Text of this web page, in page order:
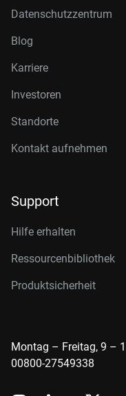
Datenschutzzentrum
Blog
Karriere
Investoren
Standorte
Kontakt aufnehmen
Support
Hilfe erhalten
Ressourcenbibliothek
Produktsicherheit
Montag – Freitag, 9 –
00800-27549338